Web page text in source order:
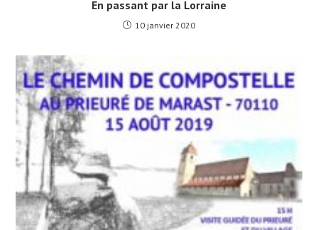
En passant par la Lorraine
10 janvier 2020